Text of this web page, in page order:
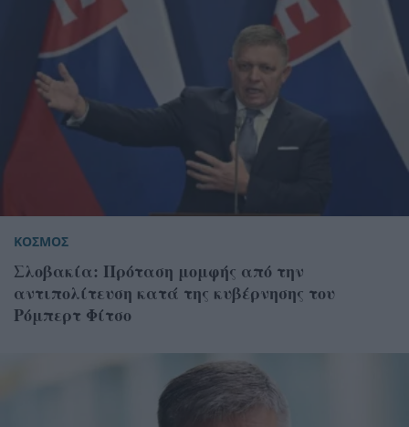
ΚΟΣΜΟΣ
Σλοβακία: Πρόταση μομφής από την
αντιπολίτευση κατά της κυβέρνησης του
Ρόμπερτ Φίτσο